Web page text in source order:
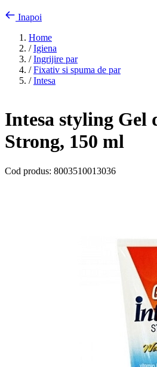
Inapoi
Home
/ Igiena
/ Ingrijire par
/ Fixativ si spuma de par
/ Intesa
Intesa styling Gel
Strong, 150 ml
Cod produs: 8003510013036